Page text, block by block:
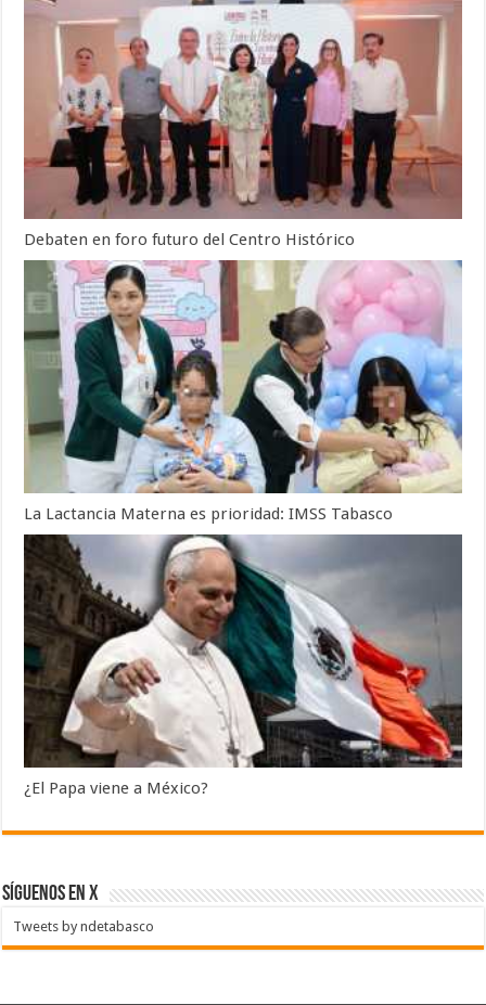
Debaten en foro futuro del Centro Histórico
La Lactancia Materna es prioridad: IMSS Tabasco
¿El Papa viene a México?
SÍGUENOS EN X
Tweets by ndetabasco